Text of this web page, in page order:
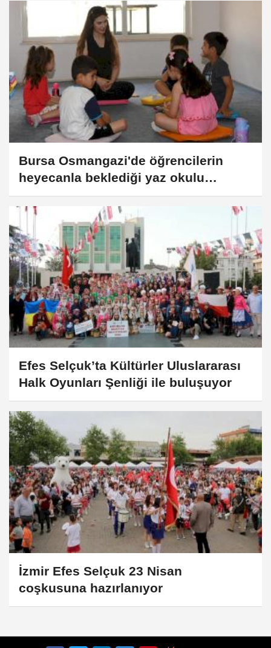
Bursa Osmangazi'de öğrencilerin
heyecanla beklediği yaz okulu
başladı
Efes Selçuk’ta Kültürler Uluslararası
Halk Oyunları Şenliği ile buluşuyor
İzmir Efes Selçuk 23 Nisan
coşkusuna hazırlanıyor